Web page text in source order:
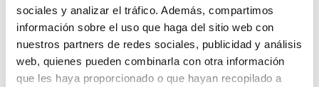
sociales y analizar el tráfico. Además, compartimos
información sobre el uso que haga del sitio web con
nuestros partners de redes sociales, publicidad y análisis
web, quienes pueden combinarla con otra información
que les haya proporcionado o que hayan recopilado a
¿Has olvidado tu contraseña?